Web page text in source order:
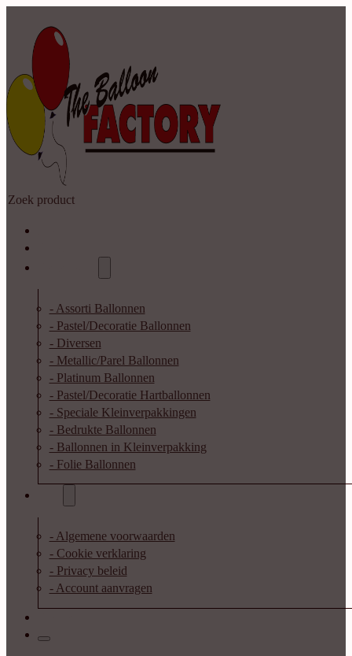
Zoeken
- Assorti Ballonnen
- Pastel/Decoratie Ballonnen
- Diversen
- Metallic/Parel Ballonnen
- Platinum Ballonnen
- Pastel/Decoratie Hartballonnen
- Speciale Kleinverpakkingen
- Bedrukte Ballonnen
- Ballonnen in Kleinverpakking
- Folie Ballonnen
- Algemene voorwaarden
- Cookie verklaring
- Privacy beleid
- Account aanvragen